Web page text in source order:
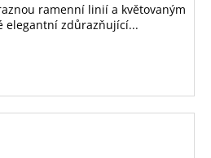
ramenní linií a květovaným
elegantní zdůrazňující...